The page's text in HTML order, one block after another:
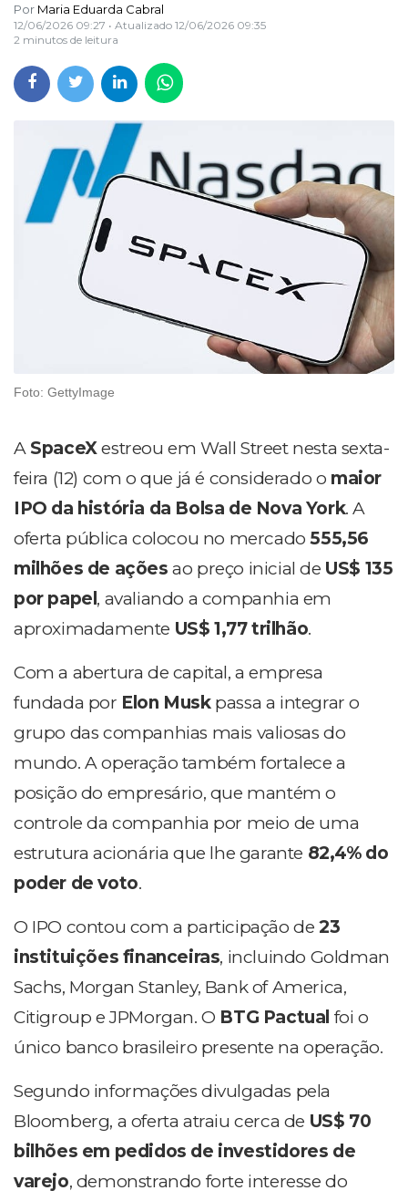
Por Maria Eduarda Cabral
12/06/2026 09:27 • Atualizado 12/06/2026 09:35
2 minutos de leitura
Foto: GettyImage
A SpaceXestreou em Wall Street nesta sexta-
feira (12) com o que já é considerado o maior
IPO da história da Bolsa de Nova York. A
oferta pública colocou no mercado555,56
milhões de ações ao preço inicial de US$ 135
por papel , avaliando a companhia em
aproximadamente US$ 1,77 trilhão.
Com a abertura de capital, a empresa
fundada por Elon Muskpassa a integrar o
grupo das companhias mais valiosas do
mundo. A operação também fortalece a
posição do empresário, que mantém o
controle da companhia por meio de uma
estrutura acionária que lhe garante 82,4% do
poder de voto.
O IPO contou com a participação de 23
instituições financeiras, incluindo Goldman
Sachs, Morgan Stanley, Bank of America,
Citigroup e JPMorgan. O BTG Pactual foi o
único banco brasileiro presente na operação.
Segundo informações divulgadas pela
Bloomberg, a oferta atraiu cerca de US$ 70
bilhões em pedidos de investidores de
varejo, demonstrando forte interesse do